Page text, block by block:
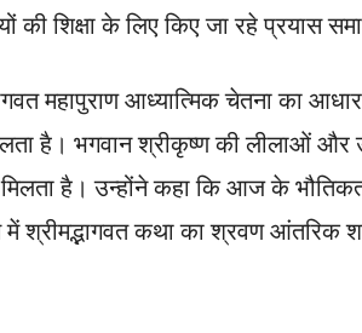
की शिक्षा के लिए किए जा रहे प्रयास
महापुराण आध्यात्मिक चेतना का
है। भगवान श्रीकृष्ण की लीलाओं
है। उन्होंने कहा कि आज के
कथा का श्रवण आंतरिक